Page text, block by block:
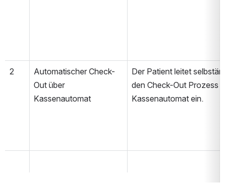
2
Automatischer Check-
Out über
Kassenautomat
Der Patient leitet
den Check-Out Prozess
Kassenautomat ein.